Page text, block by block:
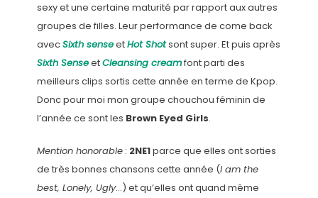
sexy et une certaine maturité par rapport aux autres
groupes de filles. Leur performance de come back
avecSixth senseetHot Shotsont super. Et puis après
Sixth SenseetCleansing creamfont parti des
meilleurs clips sortis cette année en terme de Kpop.
Donc pour moi mon groupe chouchou féminin de
l’année ce sont les Brown Eyed Girls.
Mention honorable: 2NE1parce que elles ont sorties
de très bonnes chansons cette année (I am the
best, Lonely, Ugly…) et qu’elles ont quand même